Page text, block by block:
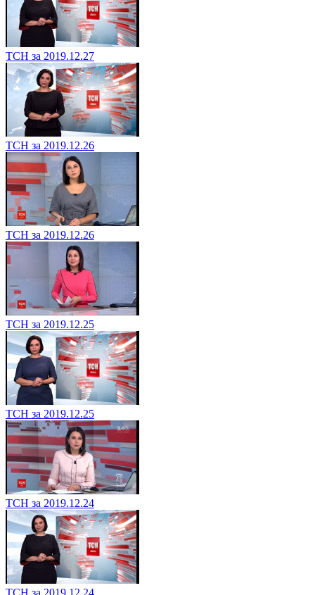
ТСН за 2019.12.27
ТСН за 2019.12.26
ТСН за 2019.12.26
ТСН за 2019.12.25
ТСН за 2019.12.25
ТСН за 2019.12.24
ТСН за 2019.12.24